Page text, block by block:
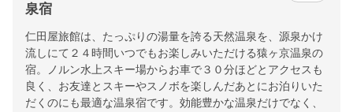
泉宿
仁田屋旅館は、たっぷりの湯量を誇る天然温泉を、源泉かけ
流しにて２４時間いつでもお楽しみいただける猿ヶ京温泉の
宿。ノルン水上スキー場からお車で３０分ほどとアクセスも
良く、お友達とスキーやスノボを楽しんだあとにお泊りいた
だくのにも最適な温泉宿です。効能豊かな温泉だけでなく、